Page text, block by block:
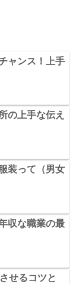
ャンス！上手
の上手な伝え
装って（男女
収な職業の最
せるコツと